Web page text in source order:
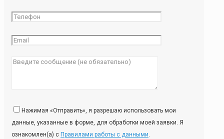
Нажимая «Отправить», я разрешаю использовать мои
данные, указанные в форме, для обработки моей заявки. Я
ознакомлен(а) с Правилами работы с данными.